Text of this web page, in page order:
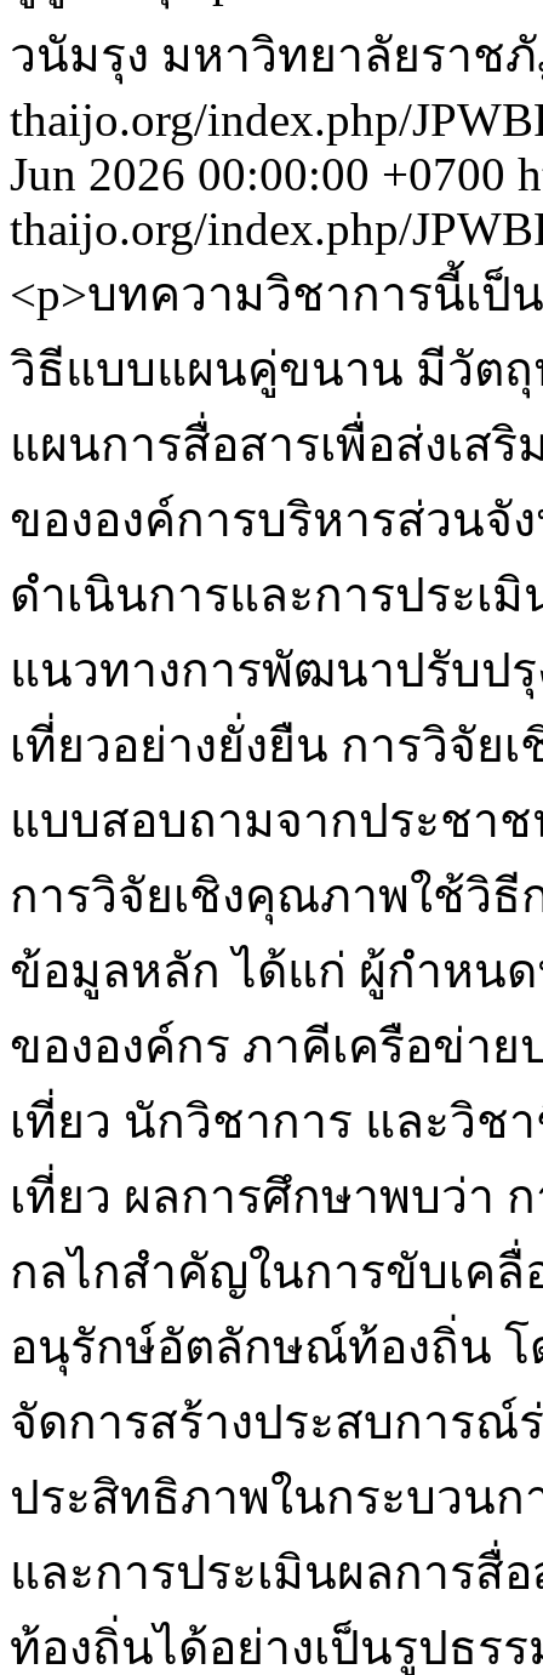
วนัมรุง มหาวิทยาลัยราช
thaijo.org/index.php/
Jun 2026 00:00:00 +0700
thaijo.org/index.php/
<p>บทความวิชาการนี้เ
วิธีแบบแผนคู่ขนาน มีวัตถุ
แผนการสื่อสารเพื่อส่งเส
ขององค์การบริหารส่วนจั
ดำเนินการและการประเ
แนวทางการพัฒนาปรับปรุ
เที่ยวอย่างยั่งยืน การวิจัย
แบบสอบถามจากประชา
การวิจัยเชิงคุณภาพใช้วิ
ข้อมูลหลัก ได้แก่ ผู้กำหน
ขององค์กร ภาคีเครือข่า
เที่ยว นักวิชาการ และวิช
เที่ยว ผลการศึกษาพบว่า
กลไกสำคัญในการขับเคลื่
อนุรักษ์อัตลักษณ์ท้องถิ่น โ
จัดการสร้างประสบการณ์
ประสิทธิภาพในกระบวนก
และการประเมินผลการสื่
ท้องถิ่นได้อย่างเป็นรูปธร